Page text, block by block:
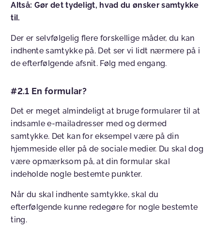
Altså: Gør det tydeligt, hvad du ønsker samtykke
til.
Der er selvfølgelig flere forskellige måder, du kan
indhente samtykke på. Det ser vi lidt nærmere på i
de efterfølgende afsnit. Følg med engang.
#2.1 En formular?
Det er meget almindeligt at bruge formularer til at
indsamle e-mailadresser med og dermed
samtykke. Det kan for eksempel være på din
hjemmeside eller på de sociale medier. Du skal dog
være opmærksom på, at din formular skal
indeholde nogle bestemte punkter.
Når du skal indhente samtykke, skal du
efterfølgende kunne redegøre for nogle bestemte
ting.